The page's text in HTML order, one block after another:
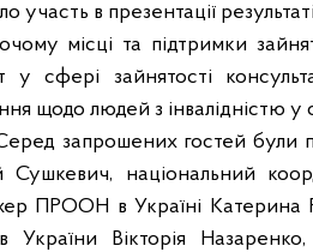
участь в презентації
місці та підтримки
у сфері зайнятості
щодо людей з інвалідністю у
запрошених гостей були
Сушкевич, національний
ПРООН в Україні Катерина
України Вікторія